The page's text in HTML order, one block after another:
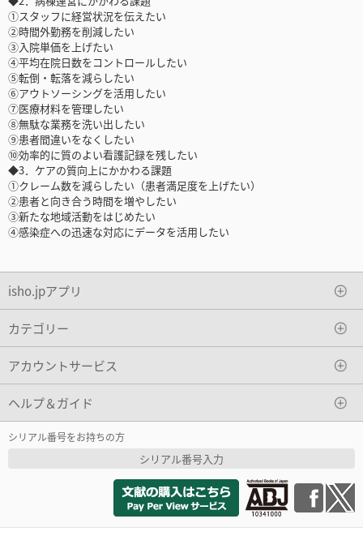
①スタッフに経営状況を伝えたい
②時間外勤務を削減したい
③入院単価を上げたい
④平均在院日数をコントロールしたい
⑤転倒・転落を減らしたい
⑥アウトソーシングを活用したい
⑦医療材料を管理したい
⑧無駄な業務を洗い出したい
⑨患者間違いをなくしたい
⑩効率的に質のよい看護記録を残したい
◆3．ケアの質向上にかかわる課題
①クレーム数を減らしたい（患者満足度を上げたい）
②患者と向き合う時間を増やしたい
③新たな地域活動をはじめたい
④感染症への迅速な対応にデータを活用したい
isho.jpアプリ
カテゴリー
アカウントサービス
ヘルプ＆ガイド
シリアル番号をお持ちの方
シリアル番号入力